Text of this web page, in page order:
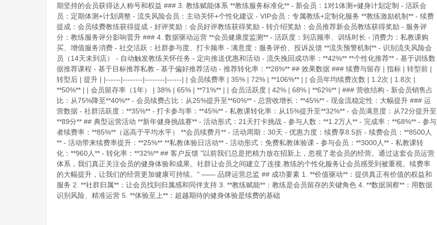
期坚持的会员获得达人称号和权益 ### 3. 教练赋能体系 **教练服务标准化** - 新会员：1对1体测+健身计划定制 - 活跃会
员：定期体测+计划调整 - 流失风险会员：主动关怀+个性化建议 - VIP会员：专属教练+定制化服务 **教练激励机制** - 续费
提成：会员续费教练获得提成 - 好评奖励：会员好评教练获得奖励 - 转介绍奖励：会员推荐新会员教练获得奖励 - 服务评
分：教练服务评分影响晋升 ### 4. 数据驱动运营 **会员健康度监测** - 活跃度：到店频率、训练时长 - 消费力：私教课购
买、增值服务消费 - 社交活跃：社群参与度、打卡频率 - 满意度：服务评价、投诉反馈 **流失预警机制** - 识别流失风险会
员（14天未到店） - 自动触发教练关怀任务 - 定向推送优惠和活动 - 流失挽回成功率：**42%** **个性化推荐** - 基于训练数
据推荐课程 - 基于目标推荐私教 - 基于偏好推荐活动 - 推荐转化率：**28%** ## 效果数据 ### 续费与留存 | 指标 | 转型前 |
转型后 | 提升 | |------|--------|--------|------| | 会员续费率 | 35% | 72% | **106%** | | 会员年均续费次数 | 1.2次 | 1.8次 |
**50%** | | 会员留存率（1年） | 38% | 65% | **71%** | | 会员活跃度 | 42% | 68% | **62%** | ### 营收结构 - 新会员销售占
比：从75%降至**40%** - 会员续费占比：从25%提升至**60%** - 总营收增长：**45%** - 现金流稳定性：大幅提升 ### 运
营数据 - 社群活跃度：**35%** - 打卡参与率：**45%** - 私教课转化率：从15%提升至**32%** - 会员满意度：从72分提升至
**89分** ## 典型运营活动 **新年健身挑战赛** - 活动形式：21天打卡挑战 - 参与人数：**1.2万人** - 完成率：**68%** - 参与
者续费率：**85%**（远高于平均水平） **会员续费月** - 活动周期：30天 - 优惠力度：续费享8.5折 - 续费会员：**8500人
** - 活动带来续费率提升：**25%** **私教体验日活动** - 活动形式：免费私教体验课 - 参与会员：**3000人** - 私教课转
化：**960人** - 转化率：**32%** ## 客户反馈 "以前我们总是把精力放在招新上，忽视了老会员的经营。通过这套会员运营
体系，我们真正关注会员的健身体验和成果。社群让会员之间建立了连接,教练的个性化服务让会员感受到被重视。续费率
的大幅提升，让我们的经营更加健康可持续。" —— 品牌运营总监 ## 成功要素 1. **价值驱动**：提供真正有价值的权益和
服务 2. **社群归属**：让会员找到归属感和同伴支持 3. **教练赋能**：教练是会员留存的关键角色 4. **数据洞察**：用数据
识别风险、精准运营 5. **体验至上**：超越期待的健身体验是续费的基础